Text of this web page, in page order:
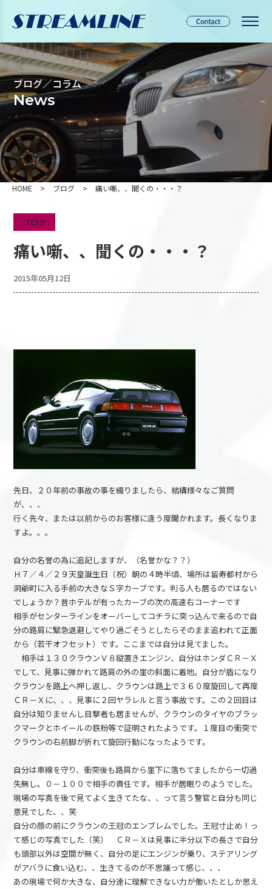
ブログ／コラム
News
HOME > ブログ > 痛い噺、、聞くの・・・？
ブログ
痛い噺、、聞くの・・・？
2015年05月12日
先日、２０年前の事故の事を綴りましたら、結構様々なご質問
が、、、
行く先々、または以前からのお客様に逢う度聞かれます。長くなりま
すよ。。。
自分の名誉の為に追記しますが、（名誉かな？？）
Ｈ７／４／２９天皇誕生日（祝）朝の４時半頃、場所は留寿都村から
洞爺町に入る手前の大きなＳ字カーブです。判る人も居るのではない
でしょうか？昔ホテルが有ったカーブの次の高速右コーナーです
相手がセンターラインをオーバーしてコチラに突っ込んで来るので自
分の路肩に緊急退避してやり過ごそうとしたらそのまま追われて正面
から（若干オフセット）です。ここまでは自分は見てました。
相手は１３０クラウンＶ８縦置きエンジン、自分はホンダＣＲ－Ｘ
でして、見事に弾かれて路肩の外の崖の斜面に着地。自分が盾になり
クラウンを路上へ押し返し、クラウンは路上で３６０度旋回して再度
ＣＲ－Ｘに、、、見事に２回ヤラレルと言う事故です。この２回目は
自分は知りませんし目撃者も居ませんが、クラウンのタイヤのブラッ
クマークとホイールの鉄粉等で証明されたようです。１度目の衝突で
クラウンの右前脚が折れて旋回行動になったようです。
自分は車線を守り、衝突後も路肩から崖下に落ちてましたから一切過
失無し。０－１００で相手の責任です。相手が居眠りのようでした。
現場の写真を後で見てよく生きてたな、、って言う警官と自分も同じ
意見でした、、笑
自分の顔の前にクラウンの王冠のエンブレムでした。王冠寸止め！っ
て感じの写真でした（笑） ＣＲ－Ｘは見事に半分以下の長さで自分
も頭部以外は空間が無く、自分の足にエンジンが乗り、ステアリング
がアバラに食い込む、、生きてるのが不思議って感じ、、、
あの現場で何か大きな、自分達に理解できない力が働いたとしか思え